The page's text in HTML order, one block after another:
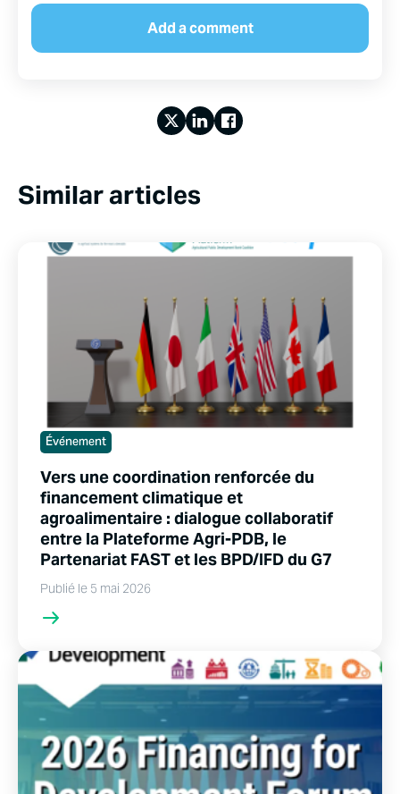
Similar articles
Événement
Vers une coordination renforcée du
financement climatique et
agroalimentaire : dialogue collaboratif
entre la Plateforme Agri-PDB, le
Partenariat FAST et les BPD/IFD du G7
Publié le 5 mai 2026